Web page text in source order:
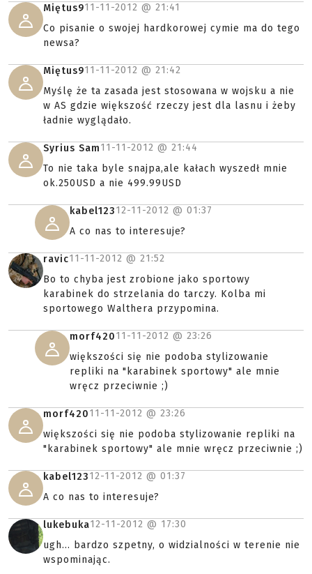
Miętus911-11-2012 @ 21:41
Co pisanie o swojej hardkorowej cymie ma do tego
newsa?
Miętus911-11-2012 @ 21:42
Myślę że ta zasada jest stosowana w wojsku a nie
w AS gdzie większość rzeczy jest dla lasnu i żeby
ładnie wyglądało.
Syrius Sam11-11-2012 @ 21:44
To nie taka byle snajpa,ale kałach wyszedł mnie
ok.250USD a nie 499.99USD
kabel12312-11-2012 @ 01:37
A co nas to interesuje?
ravic11-11-2012 @ 21:52
Bo to chyba jest zrobione jako sportowy
karabinek do strzelania do tarczy. Kolba mi
sportowego Walthera przypomina.
morf42011-11-2012 @ 23:26
większości się nie podoba stylizowanie
repliki na "karabinek sportowy" ale mnie
wręcz przeciwnie ;)
morf42011-11-2012 @ 23:26
większości się nie podoba stylizowanie repliki na
"karabinek sportowy" ale mnie wręcz przeciwnie ;)
kabel12312-11-2012 @ 01:37
A co nas to interesuje?
lukebuka12-11-2012 @ 17:30
ugh... bardzo szpetny, o widzialności w terenie nie
wspominając.